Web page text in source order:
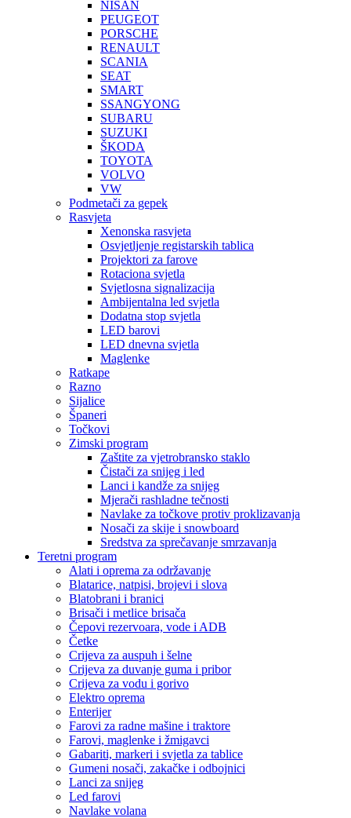
NISAN
PEUGEOT
PORSCHE
RENAULT
SCANIA
SEAT
SMART
SSANGYONG
SUBARU
SUZUKI
ŠKODA
TOYOTA
VOLVO
VW
Podmetači za gepek
Rasvjeta
Xenonska rasvjeta
Osvjetljenje registarskih tablica
Projektori za farove
Rotaciona svjetla
Svjetlosna signalizacija
Ambijentalna led svjetla
Dodatna stop svjetla
LED barovi
LED dnevna svjetla
Maglenke
Ratkape
Razno
Sijalice
Španeri
Točkovi
Zimski program
Zaštite za vjetrobransko staklo
Čistači za snijeg i led
Lanci i kandže za snijeg
Mjerači rashladne tečnosti
Navlake za točkove protiv proklizavanja
Nosači za skije i snowboard
Sredstva za sprečavanje smrzavanja
Teretni program
Alati i oprema za održavanje
Blatarice, natpisi, brojevi i slova
Blatobrani i branici
Brisači i metlice brisača
Čepovi rezervoara, vode i ADB
Četke
Crijeva za auspuh i šelne
Crijeva za duvanje guma i pribor
Crijeva za vodu i gorivo
Elektro oprema
Enterijer
Farovi za radne mašine i traktore
Farovi, maglenke i žmigavci
Gabariti, markeri i svjetla za tablice
Gumeni nosači, zakačke i odbojnici
Lanci za snijeg
Led farovi
Navlake volana